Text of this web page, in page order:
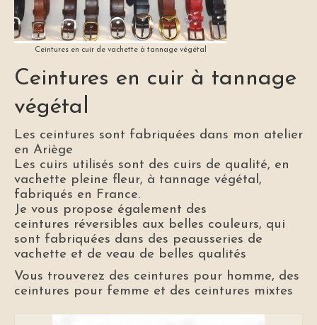
Ceintures
Bijoux en cuir
Portefeuilles
Bijoux & objets en macramé
Ceintures en cuir de vachette à tannage végétal
Ceintures en cuir à tannage
végétal
Les ceintures sont fabriquées dans mon atelier
en Ariège
Les cuirs utilisés sont des cuirs de qualité, en
vachette pleine fleur, à tannage végétal,
fabriqués en France.
Je vous propose également des
ceintures réversibles aux belles couleurs, qui
sont fabriquées dans des peausseries de
vachette et de veau de belles qualités
Vous trouverez des ceintures pour homme, des
ceintures pour femme et des ceintures mixtes